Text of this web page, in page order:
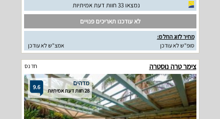
נמצאו 33 חוות דעת אמיתיות
לא עודכנו תאריכים פנויים
מחיר לזוג החל מ:
סופ"ש לא עודכן
אמצ"ש לא עודכן
צימר טרה נוסטרה חד נס
9.6 מדהים
28 חוות דעת אמיתיות